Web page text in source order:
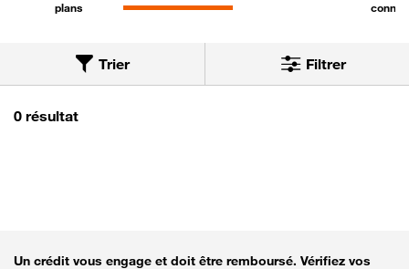
plans
Trier par
Trier Filtrer
0 résultatNous avons trouvé 0 résultat dans la catégorie
Un crédit vous engage et doit être remboursé. Vérifiez vos